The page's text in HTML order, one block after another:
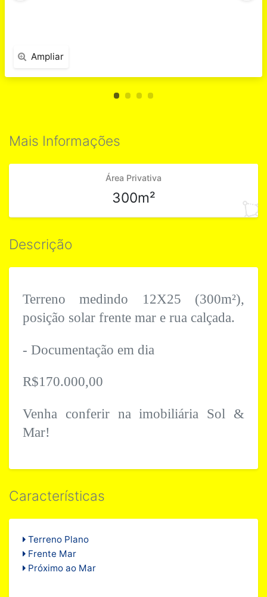
Ampliar
Características
Terreno Plano
Frente Mar
Próximo ao Mar
Descrição
Terreno medindo 12X25 (300m²),
posição solar frente mar e rua calçada.
- Documentação em dia
R$170.000,00
Venha conferir na imobiliária Sol &
Mar!
Mais Informações
Área Privativa
300m²